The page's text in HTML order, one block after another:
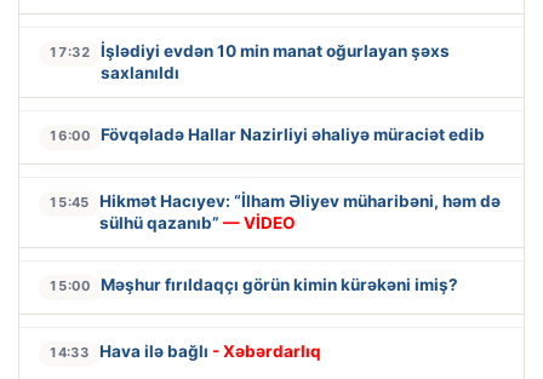
17:32
İşlədiyi evdən 10 min manat oğurlayan şəxs
saxlanıldı
16:00 Fövqəladə Hallar Nazirliyi əhaliyə müraciət edib
15:45
Hikmət Hacıyev: “İlham Əliyev müharibəni, həm də
sülhü qazanıb” — VİDEO
15:00 Məşhur fırıldaqçı görün kimin kürəkəni imiş?
14:33 Hava ilə bağlı - Xəbərdarlıq